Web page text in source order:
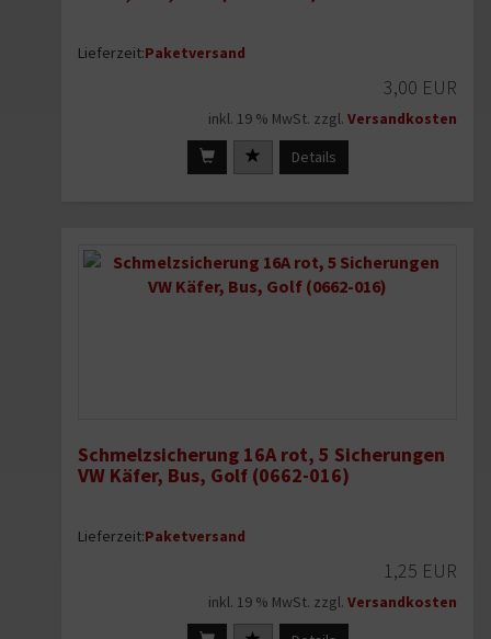
Lieferzeit:Paketversand
3,00 EUR
inkl. 19 % MwSt. zzgl. Versandkosten
Details
Schmelzsicherung 16A rot, 5 Sicherungen
VW Käfer, Bus, Golf (0662-016)
Lieferzeit:Paketversand
1,25 EUR
inkl. 19 % MwSt. zzgl. Versandkosten